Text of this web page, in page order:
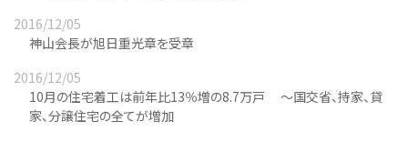
2016/12/05
神山会長が旭日重光章を受章
2016/12/05
10月の住宅着工は前年比13％増の8.7万戸 ～国交省、持家、貸
家、分譲住宅の全てが増加